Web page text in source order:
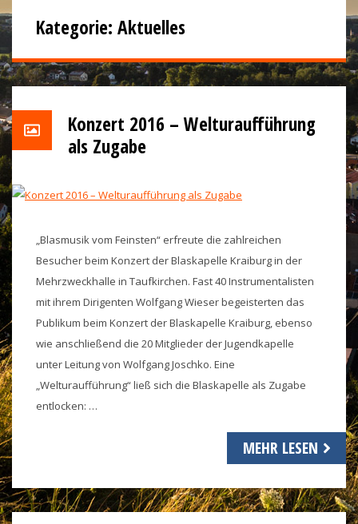
Kategorie: Aktuelles
Konzert 2016 – Welturaufführung
als Zugabe
„Blasmusik vom Feinsten“ erfreute die zahlreichen
Besucher beim Konzert der Blaskapelle Kraiburg in der
Mehrzweckhalle in Taufkirchen. Fast 40 Instrumentalisten
mit ihrem Dirigenten Wolfgang Wieser begeisterten das
Publikum beim Konzert der Blaskapelle Kraiburg, ebenso
wie anschließend die 20 Mitglieder der Jugendkapelle
unter Leitung von Wolfgang Joschko. Eine
„Welturaufführung“ ließ sich die Blaskapelle als Zugabe
entlocken: …
MEHR LESEN